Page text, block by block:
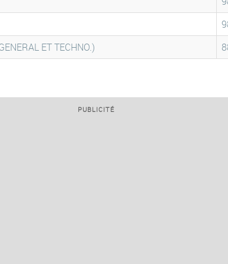
ET TECHNO.)
PUBLICITÉ